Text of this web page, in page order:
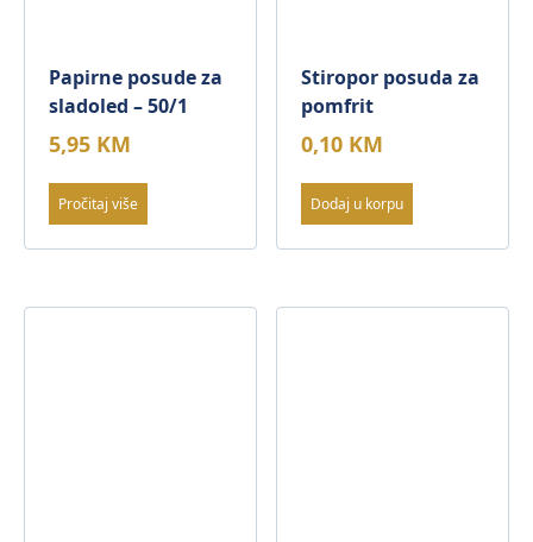
Papirne posude za
sladoled – 50/1
5,95 KM
Pročitaj više
Stiropor posuda za
pomfrit
0,10 KM
Dodaj u korpu